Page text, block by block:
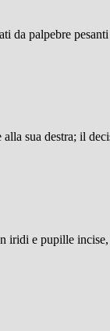
da palpebre
sua destra; il
iridi e pupille